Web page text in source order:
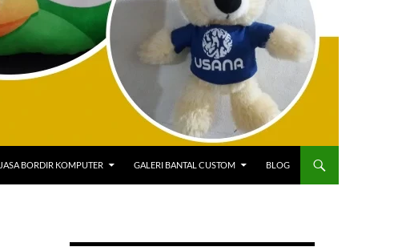
JASA BORDIR KOMPUTER GALERI BANTAL CUSTOM BLOG